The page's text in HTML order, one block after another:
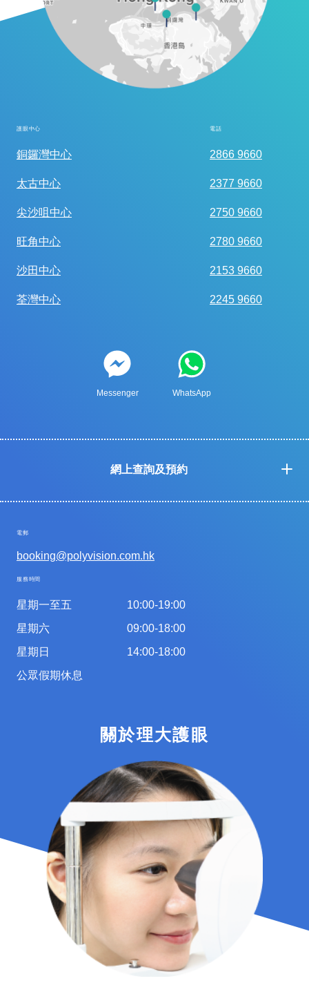
護眼中心 電話
銅鑼灣中心 2866 9660
太古中心 2377 9660
尖沙咀中心 2750 9660
旺角中心 2780 9660
沙田中心 2153 9660
荃灣中心 2245 9660
Messenger WhatsApp
網上查詢及預約
電郵
booking@polyvision.com.hk
服務時間
星期一至五
星期六
星期日
公眾假期休息
10:00-19:00
09:00-18:00
14:00-18:00
關於理大護眼